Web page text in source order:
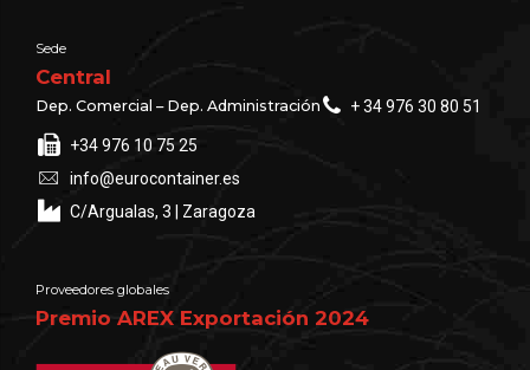
Sede
Central
Dep. Comercial – Dep. Administración + 34 976 30 80 51
+34 976 10 75 25
info@eurocontainer.es
C/Argualas, 3 | Zaragoza
Proveedores globales
Premio AREX Exportación 2024